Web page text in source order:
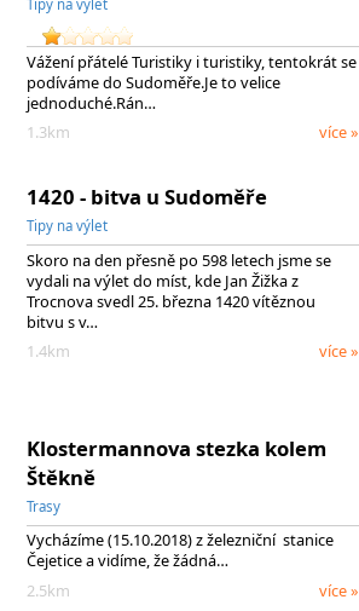
Tipy na výlet
Vážení přátelé Turistiky i turistiky, tentokrát se
podíváme do Sudoměře.Je to velice
jednoduché.Rán…
1.3km
více »
1420 - bitva u Sudoměře
Tipy na výlet
Skoro na den přesně po 598 letech jsme se
vydali na výlet do míst, kde Jan Žižka z
Trocnova svedl 25. března 1420 vítěznou
bitvu s v…
1.4km
více »
Klostermannova stezka kolem
Štěkně
Trasy
Vycházíme (15.10.2018) z železniční stanice
Čejetice a vidíme, že žádná…
2.5km
více »